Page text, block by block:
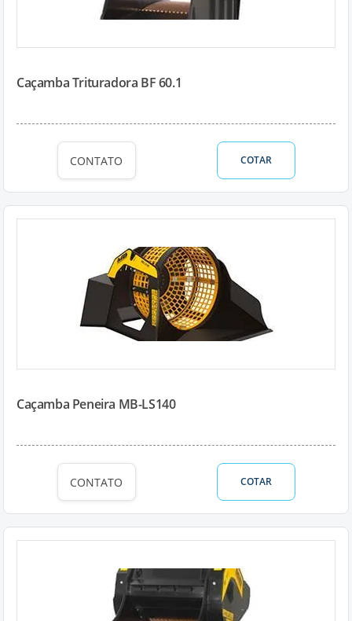
Caçamba Trituradora BF 60.1
CONTATO COTAR
Caçamba Peneira MB-LS140
CONTATO COTAR